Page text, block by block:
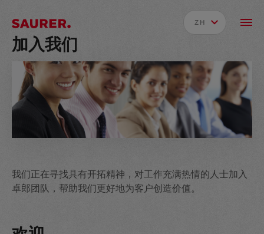
ZH
加入我们
我们正在寻找具有开拓精神，对工作充满热情的人士加入
卓郎团队，帮助我们更好地为客户创造价值。